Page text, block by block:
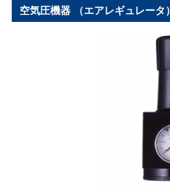
空気圧機器 （エアレギュレータ）